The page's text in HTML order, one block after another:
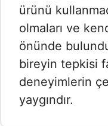
ürünü
olmaları ve
önünde
bireyin tepkisi
deneyimlerin
yaygındır.